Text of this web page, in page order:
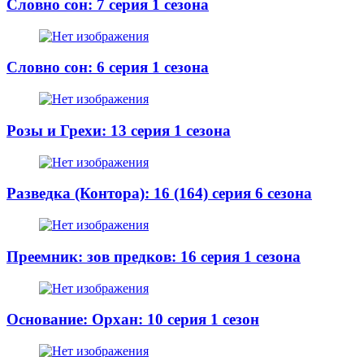
Словно сон: 7 серия 1 сезона
Словно сон: 6 серия 1 сезона
Розы и Грехи: 13 серия 1 сезона
Разведка (Контора): 16 (164) серия 6 сезона
Преемник: зов предков: 16 серия 1 сезона
Основание: Орхан: 10 серия 1 сезон